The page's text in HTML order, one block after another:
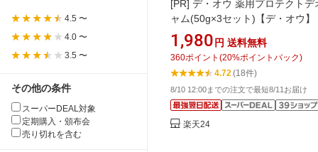
4.5 〜
4.0 〜
3.5 〜
その他の条件
スーパーDEAL対象
定期購入・頒布会
売り切れを含む
[PR] デ・オウ 薬用プロテクトデ
ャム(50g×3セット)【デ・オウ】
1,980 円 送料無料
360ポイント (20%ポイントバック)
4.72(18件)
8/10 12:00までの注文で最短8/11お届け
楽天24